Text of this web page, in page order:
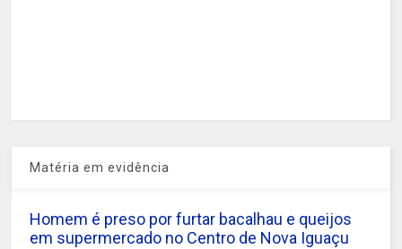
Matéria em evidência
Homem é preso por furtar bacalhau e queijos
em supermercado no Centro de Nova Iguaçu